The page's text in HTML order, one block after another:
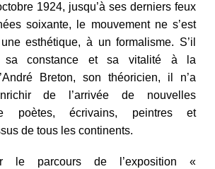
1924, jusqu’à ses derniers feux
soixante, le mouvement ne s’est
esthétique, à un formalisme. S’il
sa constance et sa vitalité à la
Breton, son théoricien, il n’a
de l’arrivée de nouvelles
poètes, écrivains, peintres et
de tous les continents.
le parcours de l’exposition «